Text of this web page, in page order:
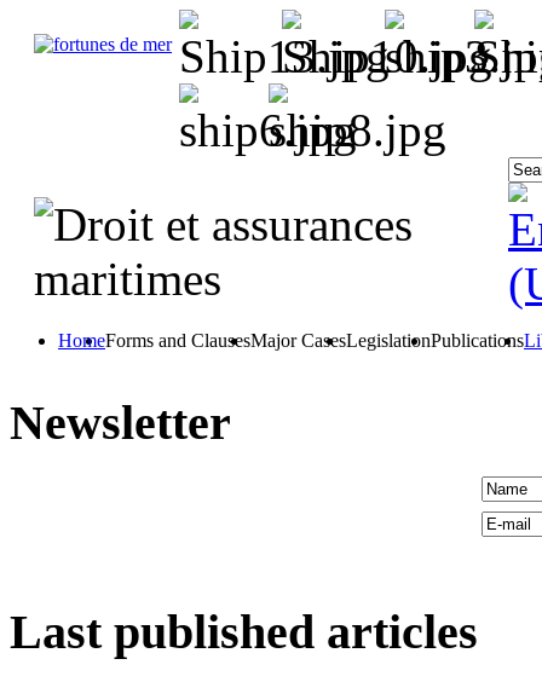
HomeForms and ClausesMajor CasesLegislationPublications
Newsletter
Last published articles